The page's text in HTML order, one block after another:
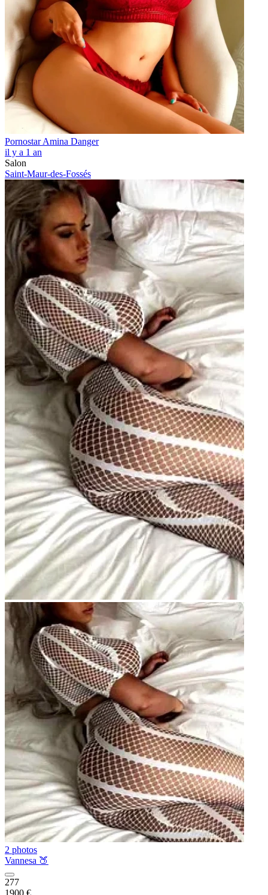
Pornostar Amina Danger
il y a 1 an
Salon
Saint-Maur-des-Fossés
2 photos
Vannesa 🍑
277
1900 €